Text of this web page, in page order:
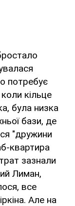
потребує
кільце
була низка
бази, де
"дружини
квартира
зазнали
Лиман,
все
Але на